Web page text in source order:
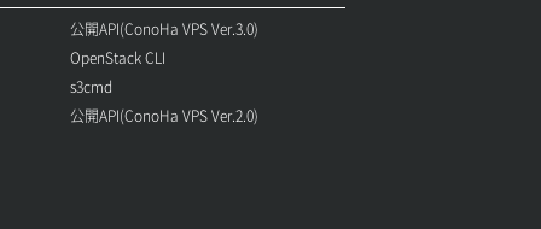
公開API(ConoHa VPS Ver.3.0)
OpenStack CLI
s3cmd
公開API(ConoHa VPS Ver.2.0)